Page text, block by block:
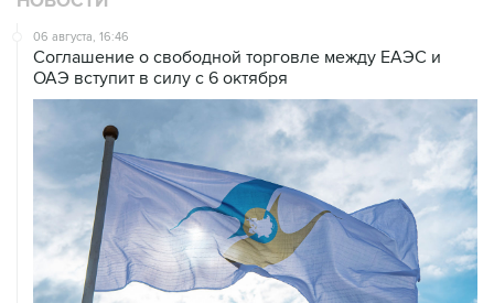
06 августа, 16:46
Соглашение о свободной торговле между ЕАЭС и
ОАЭ вступит в силу с 6 октября